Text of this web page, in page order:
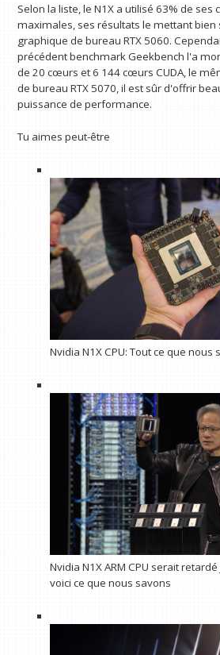
Selon la liste, le N1X a utilisé 63% de ses
maximales, ses résultats le mettant bien
graphique de bureau RTX 5060.
précédent benchmark Geekbench l'a
de 20 cœurs et 6 144 cœurs CUDA, le
de bureau RTX 5070, il est sûr d'offrir
puissance de performance.
Tu aimes peut-être
Nvidia N1X CPU: Tout ce que
Nvidia N1X ARM CPU serait
voici ce que nous savons